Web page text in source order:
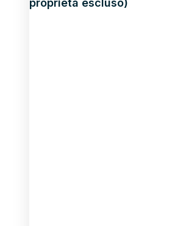
proprietà escluso)